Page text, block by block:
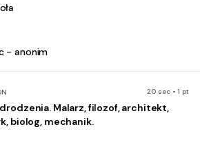
- anonim
20 sec • 1 pt
Malarz, filozof, architekt,
biolog, mechanik.